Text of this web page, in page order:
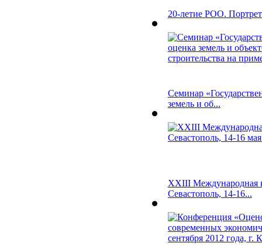
20-летие РОО.
Семинар
земель и об...
XXIII Международная
Севастополь, 14-16...